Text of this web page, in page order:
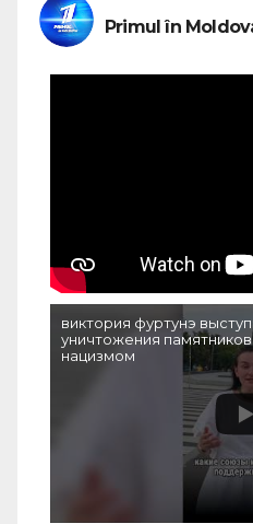
Primul în
виктория фуртунэ
уничтожения
нацизмом